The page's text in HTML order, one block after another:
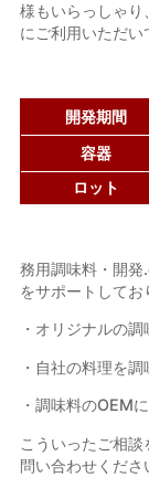
様もいらっしゃり
にご利用いただ
開発期間
容器
ロット
務用調味料・開発
をサポートしてお
・オリジナルの調
・自社の料理を調
・調味料のOEM
こういったご相
問い合わせくださ